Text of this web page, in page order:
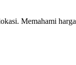
Memahami